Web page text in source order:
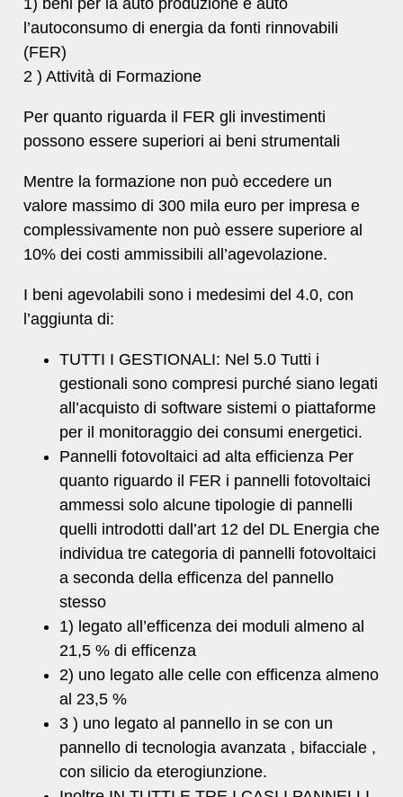
1) beni per la auto produzione e auto
l’autoconsumo di energia da fonti rinnovabili
(FER)
2 ) Attività di Formazione
Per quanto riguarda il FER gli investimenti
possono essere superiori ai beni strumentali
Mentre la formazione non può eccedere un
valore massimo di 300 mila euro per impresa e
complessivamente non può essere superiore al
10% dei costi ammissibili all’agevolazione.
I beni agevolabili sono i medesimi del 4.0, con
l’aggiunta di:
TUTTI I GESTIONALI: Nel 5.0 Tutti i
gestionali sono compresi purché siano legati
all’acquisto di software sistemi o piattaforme
per il monitoraggio dei consumi energetici.
Pannelli fotovoltaici ad alta efficienza Per
quanto riguardo il FER i pannelli fotovoltaici
ammessi solo alcune tipologie di pannelli
quelli introdotti dall’art 12 del DL Energia che
individua tre categoria di pannelli fotovoltaici
a seconda della efficenza del pannello
stesso
1) legato all’efficenza dei moduli almeno al
21,5 % di efficenza
2) uno legato alle celle con efficenza almeno
al 23,5 %
3 ) uno legato al pannello in se con un
pannello di tecnologia avanzata , bifacciale ,
con silicio da eterogiunzione.